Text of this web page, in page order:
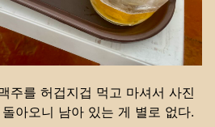
주를 허겁지겁 먹고 마셔서 사진
아오니 남아 있는 게 별로 없다.